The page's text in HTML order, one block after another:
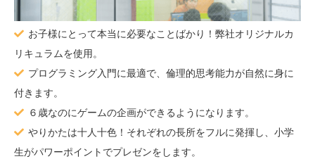
お子様にとって本当に必要なことばかり！弊社オリジナルカ
リキュラムを使用。
プログラミング入門に最適で、倫理的思考能力が自然に身に
付きます。
６歳なのにゲームの企画ができるようになります。
やりかたは十人十色！それぞれの長所をフルに発揮し、小学
生がパワーポイントでプレゼンをします。